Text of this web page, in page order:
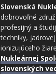
Slovenská
dobrovoľné
profesijný a
techniky,
ionizujúceho
Nukleárnej
slovenských